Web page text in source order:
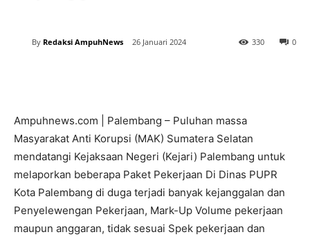
By Redaksi AmpuhNews 26 Januari 2024 0
330
Ampuhnews.com | Palembang – Puluhan massa
Masyarakat Anti Korupsi (MAK) Sumatera Selatan
mendatangi Kejaksaan Negeri (Kejari) Palembang untuk
melaporkan beberapa Paket Pekerjaan Di Dinas PUPR
Kota Palembang di duga terjadi banyak kejanggalan dan
Penyelewengan Pekerjaan, Mark-Up Volume pekerjaan
maupun anggaran, tidak sesuai Spek pekerjaan dan